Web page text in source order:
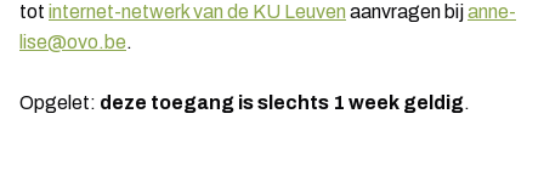
tot internet-netwerk van de KU Leuven aanvragen bijanne-
lise@ovo.be.
Opgelet: deze toegang is slechts 1 week geldig.